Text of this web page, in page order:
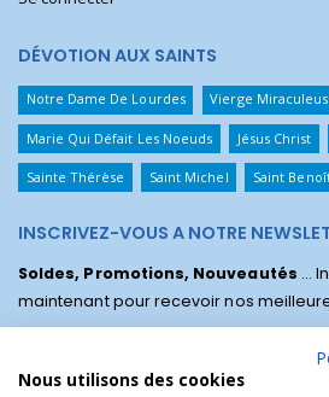
DÉVOTION AUX SAINTS
Notre Dame De Lourdes Vierge
Marie Qui Défait Les Noeuds Jésus Christ
Sainte Thérèse Saint Michel Saint
INSCRIVEZ-VOUS A NOTRE
Soldes, Promotions, Nouveautés ...
maintenant pour recevoir nos
Nous utilisons des cookies